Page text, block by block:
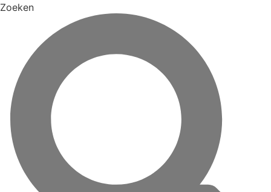
Zoeken